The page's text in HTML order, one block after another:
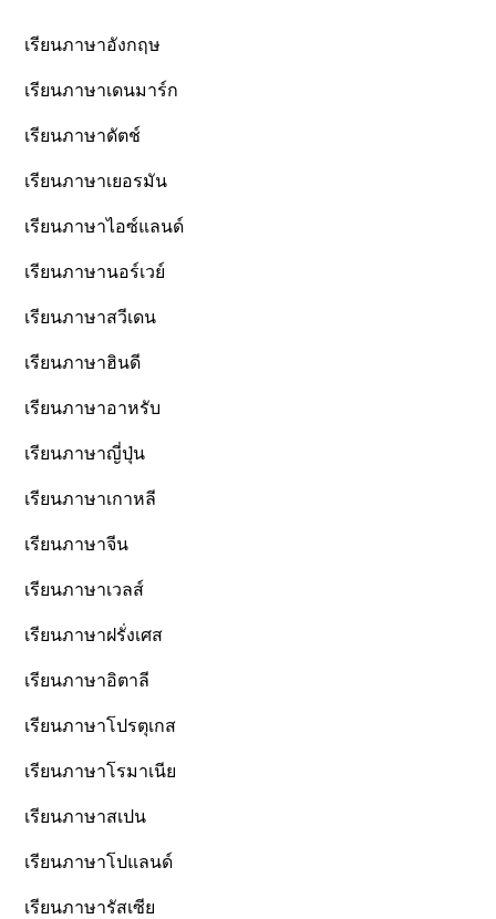
เรียนภาษาอังกฤษ
เรียนภาษาเดนมาร์ก
เรียนภาษาดัตช์
เรียนภาษาเยอรมัน
เรียนภาษาไอซ์แลนด์
เรียนภาษานอร์เวย์
เรียนภาษาสวีเดน
เรียนภาษาฮินดี
เรียนภาษาอาหรับ
เรียนภาษาญี่ปุ่น
เรียนภาษาเกาหลี
เรียนภาษาจีน
เรียนภาษาเวลส์
เรียนภาษาฝรั่งเศส
เรียนภาษาอิตาลี
เรียนภาษาโปรตุเกส
เรียนภาษาโรมาเนีย
เรียนภาษาสเปน
เรียนภาษาโปแลนด์
เรียนภาษารัสเซีย